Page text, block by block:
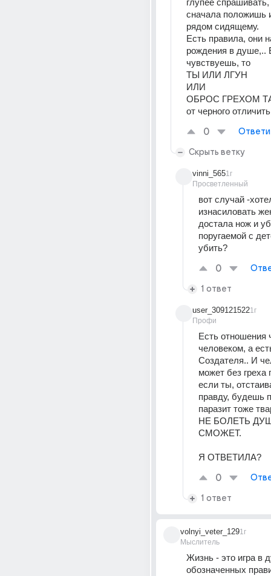
глупее
сначала положишь
рядом сидящему.
Есть правила, они
рождения в душе,..
чувствуешь, то
ТЫ ИЛИ ЛГУН
ИЛИ
ОБРОС ГРЕХОМ
от черного
0
Скрыть ветку
vinni_565
Просветленный
1г
вот случай -
изнасиловать
достала нож и
поругаемой с
убить?
0
1 ответ
user_309121522
Профи
1г
Есть отношения
человеком, а
Создателя.. И
может без греха
если ты,
правду, будешь
паразит тоже
НЕ БОЛЕТЬ
СМОЖЕТ.
Я ОТВЕТИЛА?
0
1 ответ
volnyi_veter_129
Мыслитель
1г
Жизнь - это игра в
обозначенных